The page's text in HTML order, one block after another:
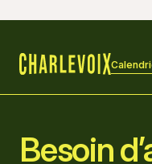
Besoin